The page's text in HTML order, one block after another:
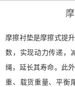
摩擦衬垫是摩擦式提
数，实现动力传递，
绳，延长其寿命。此
重、载货重量、平衡